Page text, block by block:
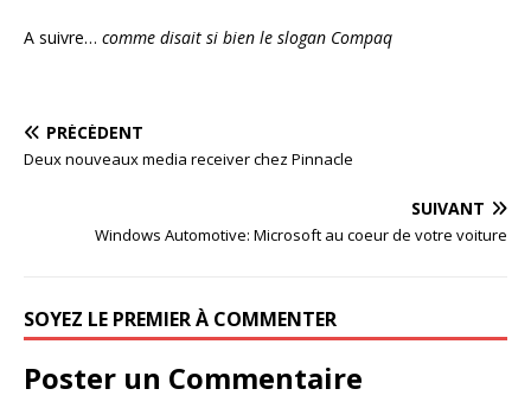
A suivre… comme disait si bien le slogan Compaq
PRÉCÉDENT
Deux nouveaux media receiver chez Pinnacle
SUIVANT
Windows Automotive: Microsoft au coeur de votre voiture
SOYEZ LE PREMIER À COMMENTER
Poster un Commentaire